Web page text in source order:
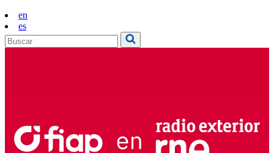
en
es